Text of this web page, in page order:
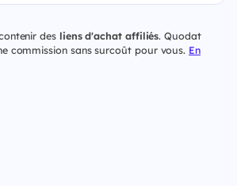
des liens d'achat affiliés. Quodat
commission sans surcoût pour vous. En